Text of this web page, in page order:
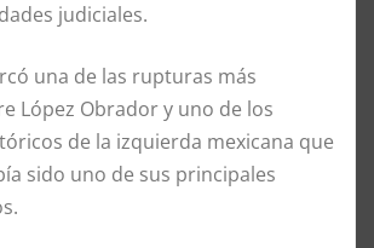
judiciales.
una de las rupturas más
López Obrador y uno de los
de la izquierda mexicana que
sido uno de sus principales